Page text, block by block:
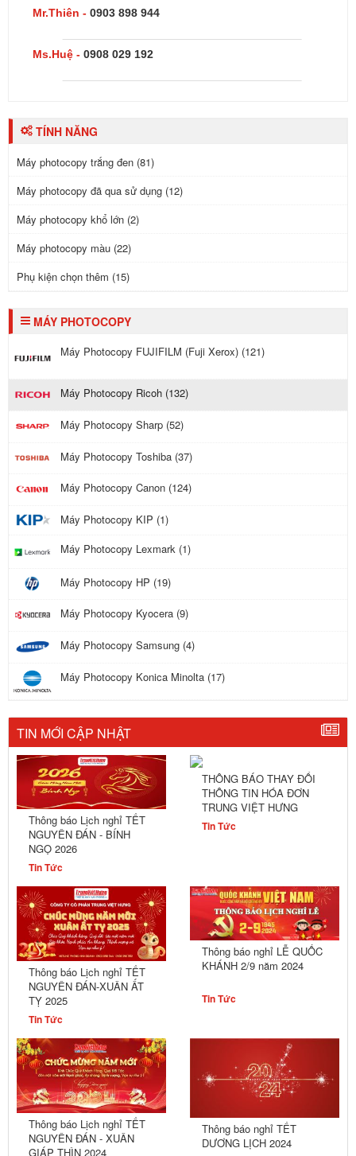
Mr.Thiên - 0903 898 944
Ms.Huệ - 0908 029 192
TÍNH NĂNG
Máy photocopy trắng đen (81)
Máy photocopy đã qua sử dụng (12)
Máy photocopy khổ lớn (2)
Máy photocopy màu (22)
Phụ kiện chọn thêm (15)
MÁY PHOTOCOPY
Máy Photocopy FUJIFILM (Fuji Xerox) (121)
Máy Photocopy Ricoh (132)
Máy Photocopy Sharp (52)
Máy Photocopy Toshiba (37)
Máy Photocopy Canon (124)
Máy Photocopy KIP (1)
Máy Photocopy Lexmark (1)
Máy Photocopy HP (19)
Máy Photocopy Kyocera (9)
Máy Photocopy Samsung (4)
Máy Photocopy Konica Minolta (17)
TIN MỚI CẬP NHẬT
Thông báo Lịch nghỉ TẾT
NGUYÊN ĐÁN - BÍNH
NGỌ 2026
Tin Tức
THÔNG BÁO THAY ĐỔI
THÔNG TIN HÓA ĐƠN
TRUNG VIỆT HƯNG
Tin Tức
Thông báo Lịch nghỉ TẾT
NGUYÊN ĐÁN-XUÂN ẤT
TỴ 2025
Tin Tức
Thông báo nghỉ LỄ QUỐC
KHÁNH 2/9 năm 2024
Tin Tức
Thông báo Lịch nghỉ TẾT
NGUYÊN ĐÁN - XUÂN
GIÁP THÌN 2024
Thông báo nghỉ TẾT
DƯƠNG LỊCH 2024